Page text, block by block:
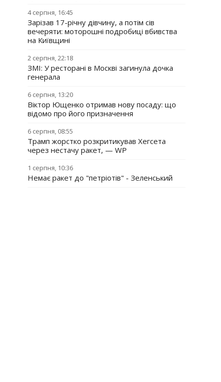
4 серпня, 16:45
Зарізав 17-річну дівчину, а потім сів
вечеряти: моторошні подробиці вбивства
на Київщині
2 серпня, 22:18
ЗМІ: У ресторані в Москві загинула дочка
генерала
6 серпня, 13:20
Віктор Ющенко отримав нову посаду: що
відомо про його призначення
6 серпня, 08:55
Трамп жорстко розкритикував Хегсета
через нестачу ракет, — WP
1 серпня, 10:36
Немає ракет до "петріотів" - Зеленський